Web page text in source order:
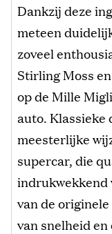
Dankzij deze
meteen
zoveel
Stirling Moss
op de Mille
auto. Klassieke
meesterlijke
supercar, die
indrukwekkend
van de
van snelheid